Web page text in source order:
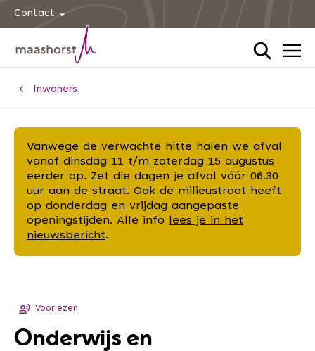
Contact
HomeInwoners
Vanwege de verwachte hitte halen we afval
vanaf dinsdag 11 t/m zaterdag 15 augustus
eerder op. Zet die dagen je afval vóór 06.30
uur aan de straat. Ook de milieustraat heeft
op donderdag en vrijdag aangepaste
openingstijden. Alle info
lees je in het
nieuwsbericht.
Voorlezen
Onderwijs en